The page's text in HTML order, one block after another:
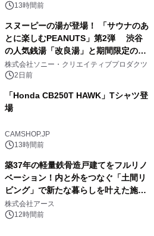
スの2施設で
13時間前
スヌーピーの湯が登場！ 「サウナのあ
とに楽しむPEANUTS」第2弾 渋谷
の人気銭湯「改良湯」と期間限定のコ
ラボレーション サウナイキタイコラ
ボグッズも発売決定！
株式会社ソニー・クリエイティブプロダクツ
2日前
「Honda CB250T HAWK」Tシャツ登
場
CAMSHOP.JP
13時間前
築37年の軽量鉄骨造戸建てをフルリノ
ベーション！内と外をつなぐ「土間リ
ビング」で新たな暮らしを叶えた施工
事例を株式会社アースが公開
株式会社アース
12時間前